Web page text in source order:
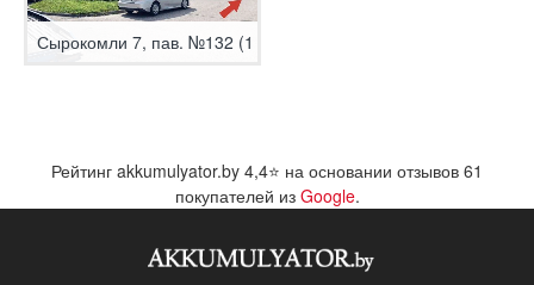
Сырокомли 7, пав. №132 (1 этаж)
Рейтинг akkumulyator.by 4,4⭐ на основании отзывов 61
покупателей из Google.